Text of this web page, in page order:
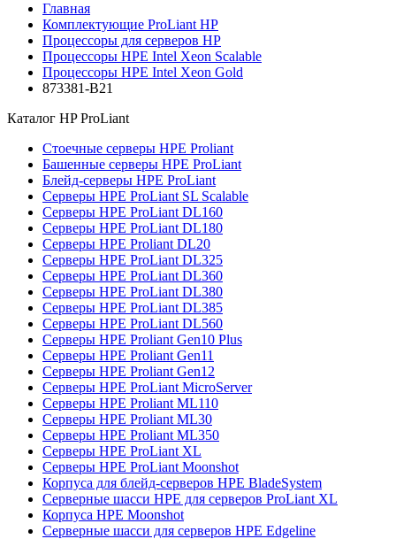
Главная
Комплектующие ProLiant HP
Процессоры для серверов HP
Процессоры HPE Intel Xeon Scalable
Процессоры HPE Intel Xeon Gold
873381-B21
Каталог HP ProLiant
Стоечные серверы HPE Proliant
Башенные серверы HPE ProLiant
Блейд-серверы HPE ProLiant
Серверы HPE ProLiant SL Scalable
Серверы HPE ProLiant DL160
Серверы HPE ProLiant DL180
Серверы HPE Proliant DL20
Серверы HPE ProLiant DL325
Серверы HPE ProLiant DL360
Серверы HPE ProLiant DL380
Серверы HPE ProLiant DL385
Серверы HPE ProLiant DL560
Серверы HPE Proliant Gen10 Plus
Серверы HPE Proliant Gen11
Серверы HPE Proliant Gen12
Серверы HPE ProLiant MicroServer
Серверы HPE Proliant ML110
Серверы HPE Proliant ML30
Серверы HPE Proliant ML350
Серверы HPE ProLiant XL
Серверы HPE ProLiant Moonshot
Корпуса для блейд-серверов HPE BladeSystem
Серверные шасси HPE для серверов ProLiant XL
Корпуса HPE Moonshot
Серверные шасси для серверов HPE Edgeline